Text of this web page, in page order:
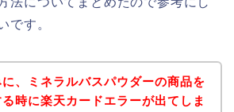
です。
に、ミネラルバスパウダーの商品を
る時に楽天カードエラーが出てしま